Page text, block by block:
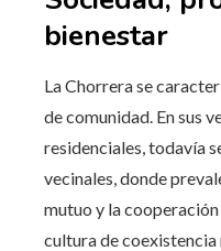
bienestar
La Chorrera se
de comunidad. En sus
residenciales, todavía
vecinales, donde
mutuo y la
cultura de coexistencia